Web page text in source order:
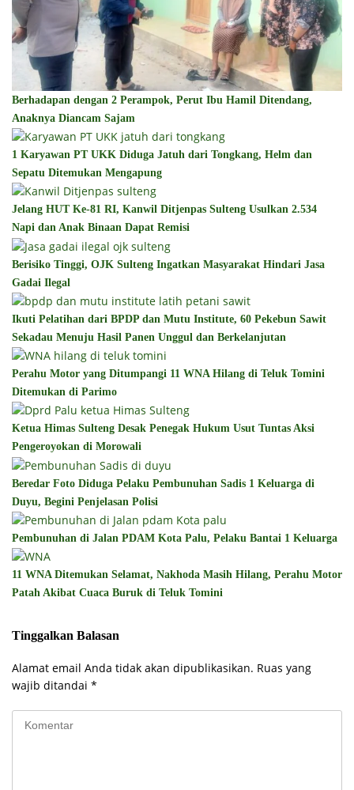
Berhadapan dengan 2 Perampok, Perut Ibu Hamil Ditendang,
Anaknya Diancam Sajam
1 Karyawan PT UKK Diduga Jatuh dari Tongkang, Helm dan
Sepatu Ditemukan Mengapung
Jelang HUT Ke-81 RI, Kanwil Ditjenpas Sulteng Usulkan 2.534
Napi dan Anak Binaan Dapat Remisi
Berisiko Tinggi, OJK Sulteng Ingatkan Masyarakat Hindari Jasa
Gadai Ilegal
Ikuti Pelatihan dari BPDP dan Mutu Institute, 60 Pekebun Sawit
Sekadau Menuju Hasil Panen Unggul dan Berkelanjutan
Perahu Motor yang Ditumpangi 11 WNA Hilang di Teluk Tomini
Ditemukan di Parimo
Ketua Himas Sulteng Desak Penegak Hukum Usut Tuntas Aksi
Pengeroyokan di Morowali
Beredar Foto Diduga Pelaku Pembunuhan Sadis 1 Keluarga di
Duyu, Begini Penjelasan Polisi
Pembunuhan di Jalan PDAM Kota Palu, Pelaku Bantai 1 Keluarga
11 WNA Ditemukan Selamat, Nakhoda Masih Hilang, Perahu Motor
Patah Akibat Cuaca Buruk di Teluk Tomini
Tinggalkan Balasan
Alamat email Anda tidak akan dipublikasikan. Ruas yang
wajib ditandai *